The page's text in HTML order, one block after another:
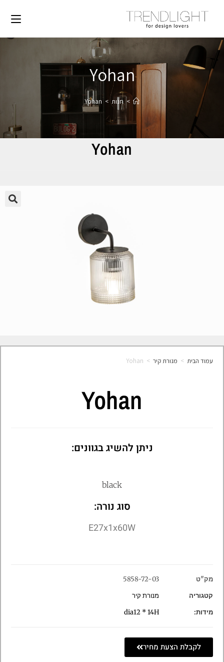
Yohan
> חנות >
Yohan
Yohan
עמוד הבית > מנורת קיר >
Yohan
Yohan
ניתן להשיג בגוונים:
black
סוג נורה:
E27x1x60W
מק"ט
5858-72-03
קטגוריה
מנורת קיר
מידות:
dia12 * 14H
לקבלת הצעת מחיר